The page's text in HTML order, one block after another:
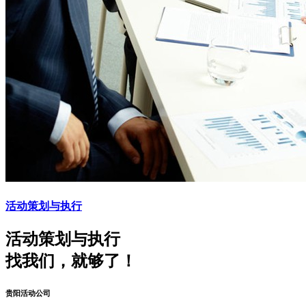
活动策划与执行
活动策划与执行
找我们，就够了！
贵阳活动公司